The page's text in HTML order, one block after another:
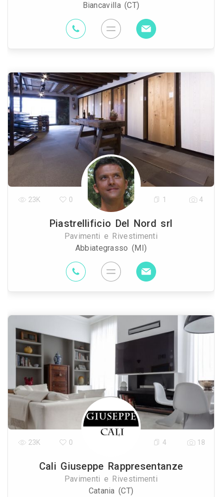
Biancavilla (CT)
Piastrellificio Del Nord srl
Pavimenti e Rivestimenti
Abbiategrasso (MI)
23K 0 1 4
Cali Giuseppe Rappresentanze
Pavimenti e Rivestimenti
Catania (CT)
23K 0 4 18